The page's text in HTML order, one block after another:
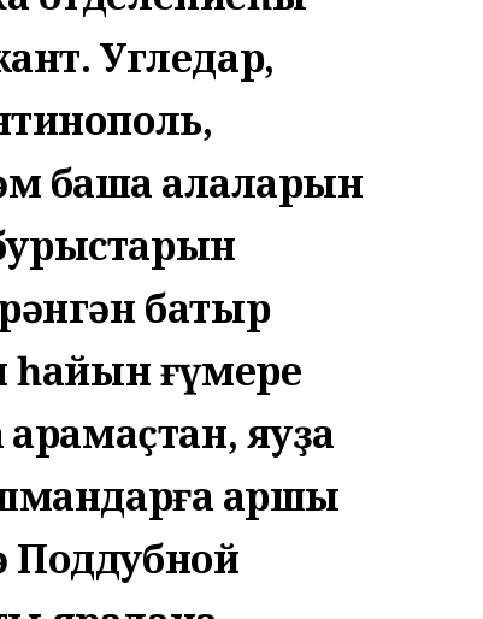
Угледар,
башҡа ҡалаларын
батыр
һайын ғүмере
яуҙа
ҡаршы
Поддубной